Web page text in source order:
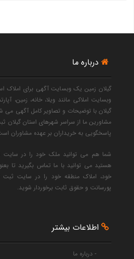
درباره ما
گیلان زمین یک وبسایت آگهی برای املاک
وبسایت املاکی مانند ویلا، خانه، زمین،
گیلان با توضیحات و تصاویر کامل آگهی
مشاورین ما از سراسر شهرهای استان گیلان
پاسخگویی به خریداران بر عهده مشاوران
شما هم می توانید ملک خود را در سایت
هستید می توانید با ما تماس بگیرید تا
خود، املاک منطقه خود را در سایت ثبت
پورسانت و حقوق ثابت برخوردار شوید.
اطلاعات بیشتر
- درباره ما